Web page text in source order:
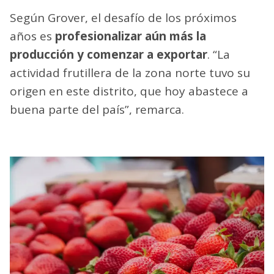
Según Grover, el desafío de los próximos
años es profesionalizar aún más la
producción y comenzar a exportar. “La
actividad frutillera de la zona norte tuvo su
origen en este distrito, que hoy abastece a
buena parte del país”, remarca.